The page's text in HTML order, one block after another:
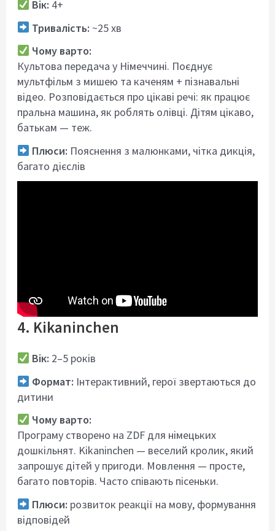
Вік: 4+
Тривалість: ~25 хв
Чому варто:
Культова передача у Німеччині. Поєднує
мультфільм з мишею та каченям + пізнавальні
відео. Розповідається про цікаві речі: як працює
пральна машина, як роблять олівці. Дітям цікаво,
батькам — теж.
Плюси: Пояснення з малюнками, чітка дикція,
багато дієслів
4. Kikaninchen
Вік: 2–5 років
Формат: Інтерактивний, герої звертаються до
дитини
Чому варто:
Програму створено на ZDF для німецьких
дошкільнят. Kikaninchen — веселий кролик, який
запрошує дітей у пригоди. Мовлення — просте,
багато повторів. Часто співають пісеньки.
Плюси: розвиток реакції на мову, формування
відповідей